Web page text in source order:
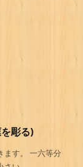
彫る)
ます。 一六等分